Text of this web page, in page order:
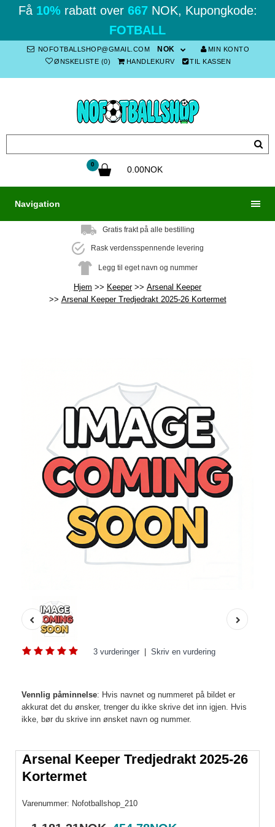
Få 10%rabatt over 667NOK, Kupongkode:
FOTBALL
NOFOTBALLSHOP@GMAIL.COM NOK
MIN KONTO
ØNSKELISTE (0)
HANDLEKURV TIL KASSEN
0
0.00NOK
Navigation
Gratis frakt på alle bestilling
Rask verdensspennende levering
Legg til eget navn og nummer
Hjem Keeper
Arsenal Keeper
Arsenal Keeper Tredjedrakt 2025-26 Kortermet
3 vurderinger Skriv en vurdering
Vennlig påminnelse: Hvis navnet og nummeret på bildet er
akkurat det du ønsker, trenger du ikke skrive det inn igjen. Hvis
ikke, bør du skrive inn ønsket navn og nummer.
Arsenal Keeper Tredjedrakt 2025-26
Kortermet
Varenummer: Nofotballshop_210